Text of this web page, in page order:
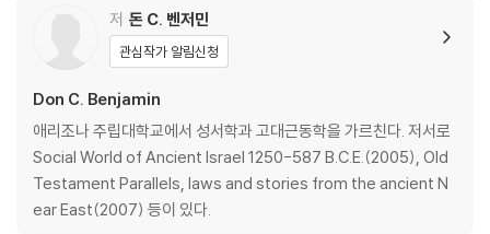
시나이에서 출발 10,11-28 _072
광야의 길잡이와 하느님의 인도 10,29-36 _073
타브에라에서 백성이 불만을 품고 부당하게 불평함 11,1-3 _074
반역과 권한 위임 11,4-35 _074
정찰대의 보고와 약속의 땅 점령 실패 13,1-14,45 _079
약속의 땅에서 살면서 지켜야 할 법규들 15,1-41 _085
모세와 아론에 대한 반역 16,1-17,15 _088
아론의 지팡이 17,16-26 _092
저 돈 C. 벤저민
관심작가 알림신청
Don C. Benjamin
애리조나 주립대학교에서 성서학과 고대근동학을 가르친다. 저서로
Social World of Ancient Israel 1250-587 B.C.E.(2005), Old
Testament Parallels, laws and stories from the ancient N
ear East(2007) 등이 있다.